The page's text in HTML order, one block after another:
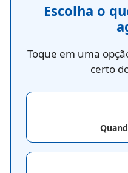
Escolha o
Toque em uma
certo